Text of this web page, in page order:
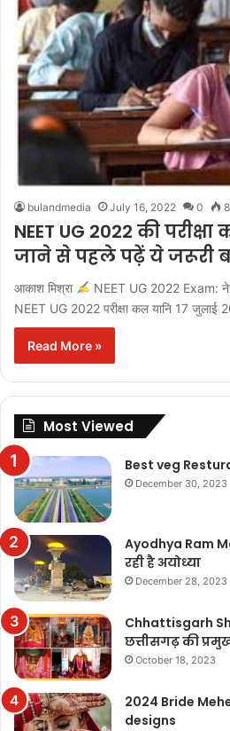
bulandmedia July 16, 2022 0 8
NEET UG 2022 की परीक्षा
जाने से पहले पढ़ें ये जरूरी
आकाश मिश्रा
NEET UG 2022 Exam:
NEET UG 2022 परीक्षा कल यानि 17 जुलाई
Read More »
Most Viewed
Best veg
December 30, 2023
Ayodhya Ram
रही है अयोध्या
December 28, 2023
Chhattisgarh
छत्तीसगढ़ की
October 18, 2023
2024 Bride
designs